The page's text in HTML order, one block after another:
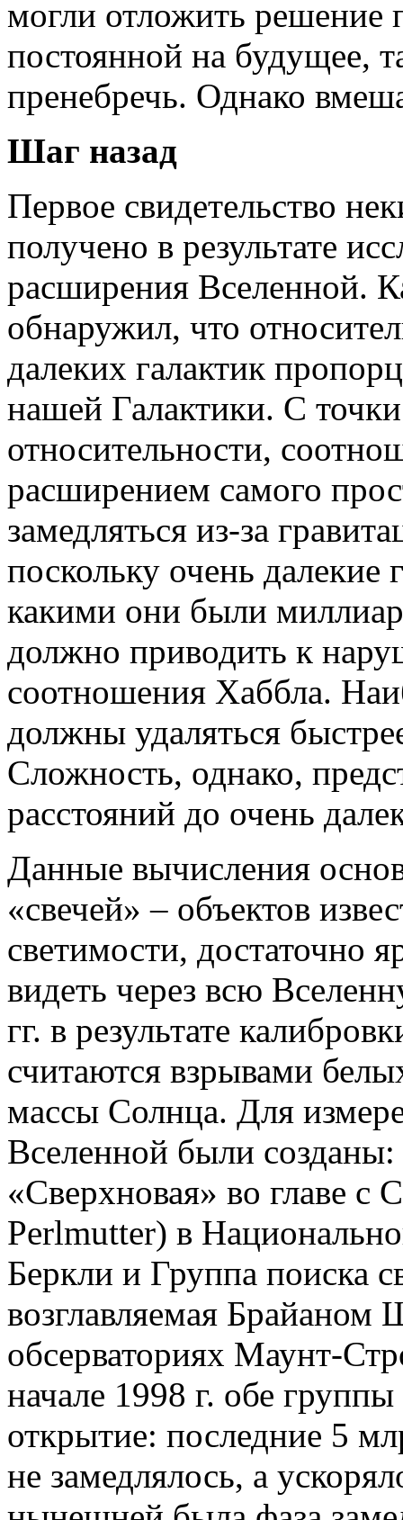
могли отложить решение
постоянной на будущее,
пренебречь. Однако
Шаг назад
Первое свидетельство
получено в результате
расширения Вселенной.
обнаружил, что
далеких галактик
нашей Галактики. С
относительности,
расширением самого
замедляться из-за
поскольку очень
какими они были
должно приводить к
соотношения Хаббла.
должны удаляться
Сложность, однако,
расстояний до очень
Данные вычисления
«свечей» – объектов
светимости,
видеть через всю
гг. в результате
считаются взрывами
массы Солнца. Для
Вселенной были
«Сверхновая» во главе
Perlmutter) в
Беркли и Группа поиска
возглавляемая
обсерваториях Маунт-
начале 1998 г. обе
открытие: последние 5
не замедлялось, а